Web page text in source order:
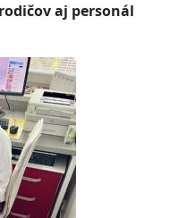
aj personál